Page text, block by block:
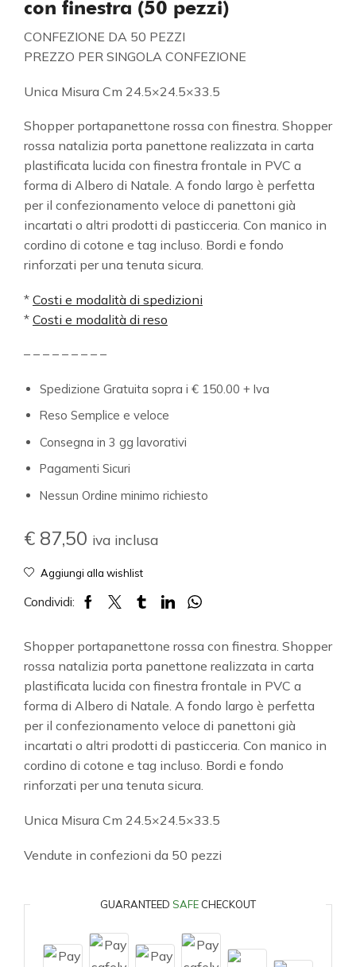
con finestra (50 pezzi)
CONFEZIONE DA 50 PEZZI
PREZZO PER SINGOLA CONFEZIONE
Unica Misura Cm 24.5×24.5×33.5
Shopper portapanettone rossa con finestra. Shopper
rossa natalizia porta panettone realizzata in carta
plastificata lucida con finestra frontale in PVC a
forma di Albero di Natale. A fondo largo è perfetta
per il confezionamento veloce di panettoni già
incartati o altri prodotti di pasticceria. Con manico in
cordino di cotone e tag incluso. Bordi e fondo
rinforzati per una tenuta sicura.
* Costi e modalità di spedizioni
* Costi e modalità di reso
– – – – – – – – –
Spedizione Gratuita sopra i € 150.00 + Iva
Reso Semplice e veloce
Consegna in 3 gg lavorativi
Pagamenti Sicuri
Nessun Ordine minimo richiesto
€ 87,50 iva inclusa
Aggiungi alla wishlist
Condividi:
Shopper portapanettone rossa con finestra. Shopper
rossa natalizia porta panettone realizzata in carta
plastificata lucida con finestra frontale in PVC a
forma di Albero di Natale. A fondo largo è perfetta
per il confezionamento veloce di panettoni già
incartati o altri prodotti di pasticceria. Con manico in
cordino di cotone e tag incluso. Bordi e fondo
rinforzati per una tenuta sicura.
Unica Misura Cm 24.5×24.5×33.5
Vendute in confezioni da 50 pezzi
GUARANTEED SAFE CHECKOUT